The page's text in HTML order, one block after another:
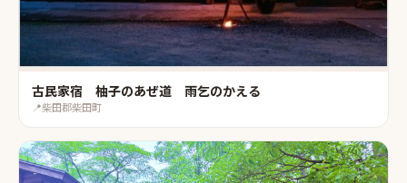
古民家宿 柚子のあぜ道 雨乞のかえる
📍柴田郡柴田町